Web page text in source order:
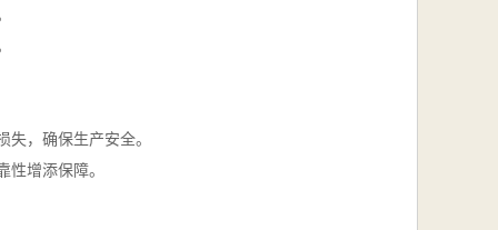
，确保生产安全。
增添保障。